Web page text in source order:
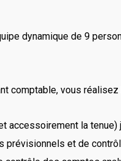
dynamique de 9
comptable, vous
accessoirement la tenue)
prévisionnels et de